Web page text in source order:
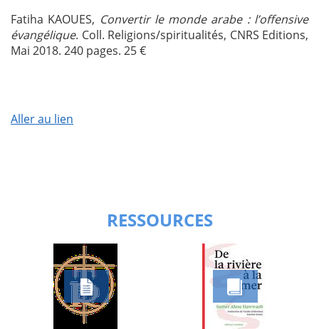
Fatiha KAOUES, Convertir le monde arabe : l’offensive
évangélique. Coll. Religions/spiritualités, CNRS Editions,
Mai 2018. 240 pages. 25 €
Aller au lien
RESSOURCES